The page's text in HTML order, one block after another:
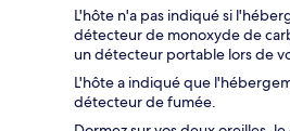
L'hôte n'a pas indiqué si
détecteur de monoxyde de
un détecteur portable lors de
L'hôte a indiqué que
détecteur de fumée.